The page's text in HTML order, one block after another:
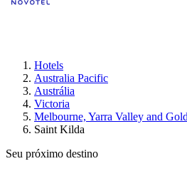
Hotels
Australia Pacific
Austrália
Victoria
Melbourne, Yarra Valley and
Saint Kilda
Seu próximo destino